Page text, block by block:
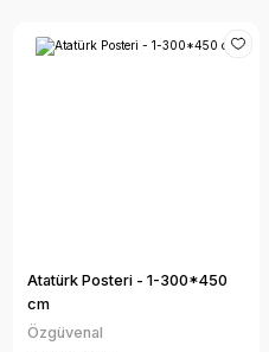
Atatürk Posteri - 1-300*450
cm
Özgüvenal